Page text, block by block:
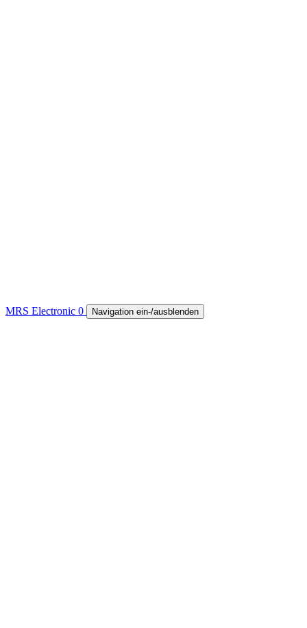
MRS Electronic 0 Navigation ein-/ausblenden